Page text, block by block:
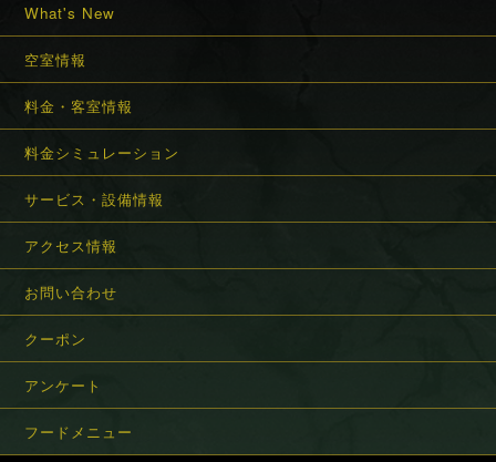
What's New
空室情報
料金・客室情報
料金シミュレーション
サービス・設備情報
アクセス情報
お問い合わせ
クーポン
アンケート
フードメニュー